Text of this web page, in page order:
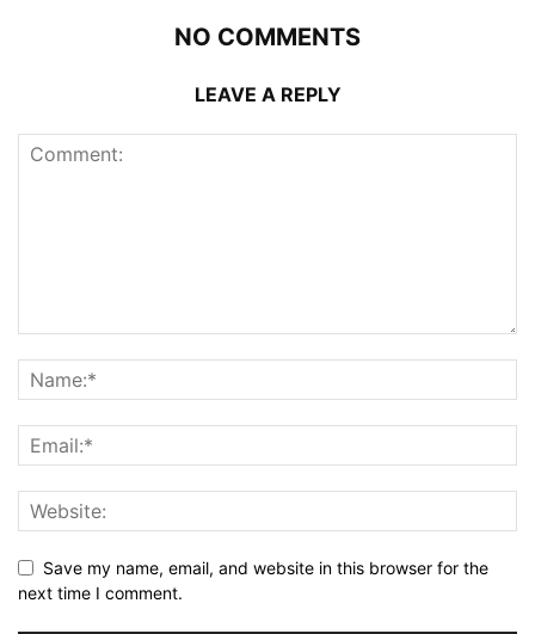
NO COMMENTS
LEAVE A REPLY
Save my name, email, and website in this browser for the
next time I comment.